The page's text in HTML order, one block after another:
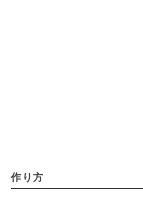
作り方